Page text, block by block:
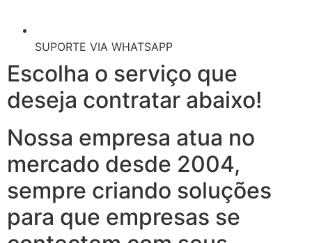
SUPORTE VIA WHATSAPP
Escolha o serviço que
deseja contratar abaixo!
Nossa empresa atua no
mercado desde 2004,
sempre criando soluções
para que empresas se